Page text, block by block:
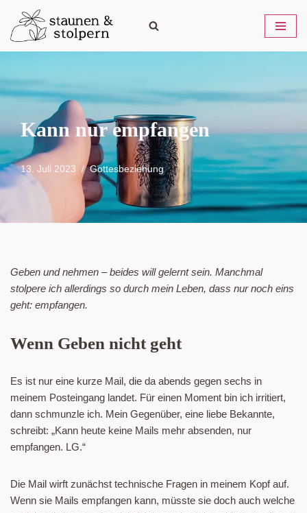
Zum
Inhalt
Kann nur empfangen
13. Juli 2023 Gottesbeziehung
Geben und nehmen – beides will gelernt sein. Manchmal
stolpere ich allerdings so durch mein Leben, dass nur noch eins
geht: empfangen.
Wenn Geben nicht geht
Es ist nur eine kurze Mail, die da abends gegen sechs in
meinem Posteingang landet. Für einen Moment bin ich irritiert,
dann schmunzle ich. Mein Gegenüber, eine liebe Bekannte,
schreibt: „Kann heute keine Mails mehr absenden, nur
empfangen. LG.“
Die Mail wirft zunächst technische Fragen in meinem Kopf auf.
Wenn sie Mails empfangen kann, müsste sie doch auch welche